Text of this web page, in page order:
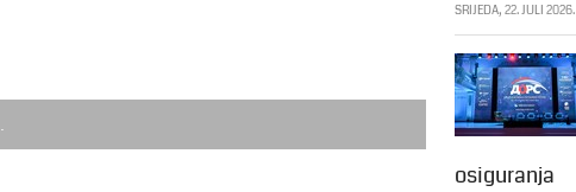
SRIJEDA, 22. JULI 2026.
osiguranja